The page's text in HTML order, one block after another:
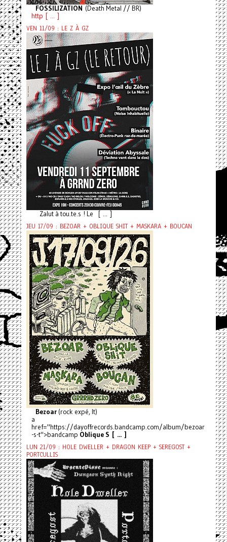
FOSSILIZATION (Death Metal // BR)
http [ ... ]
VEN 11/09 : LE Z À GZ
Zalut à tou.te.s ! Le [ ... ]
JEU 17/09 : BEZOAR + OBLIQUE SHIT + MASKARA + BOUCAN
Bezoar(rock expé, It)
a
href="https://dayoffrecords.bandcamp.com/album/bezoar
-s-t">bandcamp Oblique S [ ... ]
LUN 21/09 : HOLE DWELLER + DRAGON KEEP + SEREGOST +
PORTCULLIS